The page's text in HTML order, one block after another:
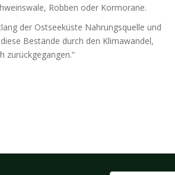
Robben oder Kormorane.
der Ostseeküste Nahrungsquelle und
Bestände durch den Klimawandel,
zurückgegangen.“